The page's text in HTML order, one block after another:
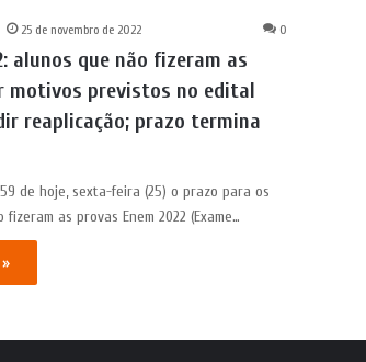
25 de novembro de 2022 0
alunos que não fizeram as
motivos previstos no edital
reaplicação; prazo termina
de hoje, sexta-feira (25) o prazo para os
as provas Enem 2022 (Exame…